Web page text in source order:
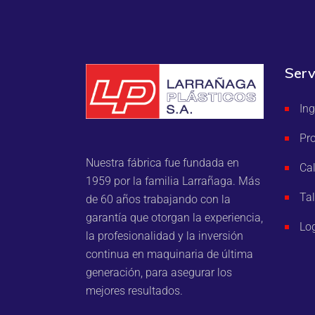
Nuestra fábrica fue fundada en
1959 por la familia Larrañaga. Más
de 60 años trabajando con la
garantía que otorgan la experiencia,
la profesionalidad y la inversión
continua en maquinaria de última
generación, para asegurar los
mejores resultados.